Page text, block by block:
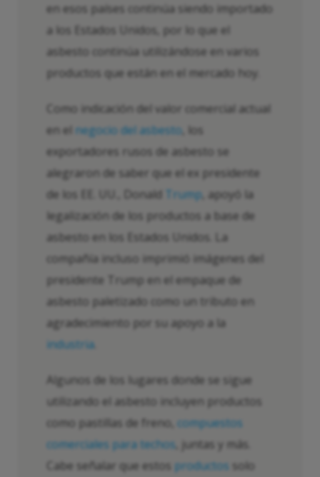
en esos países continúa siendo importado
a los Estados Unidos, por lo que el
asbesto continúa utilizándose en varios
productos que están en el mercado hoy.
Como indicación del valor comercial actual
en el negocio del asbesto , los
exportadores rusos de asbesto se
alegraron de saber que el ex presidente
de los EE. UU., Donald
Trump , apoyó la
legalización de los productos a base de
asbesto en los Estados Unidos. La
compañía incluso imprimió imágenes del
presidente Trump en el empaque de
asbesto paletizado como un tributo en
agradecimiento por su apoyo a la
industria.
Algunos de los lugares donde se sigue
utilizando el asbesto incluyen productos
como pastillas de freno, compuestos
comerciales para techos , juntas y más.
Cabe señalar que estos productos solo